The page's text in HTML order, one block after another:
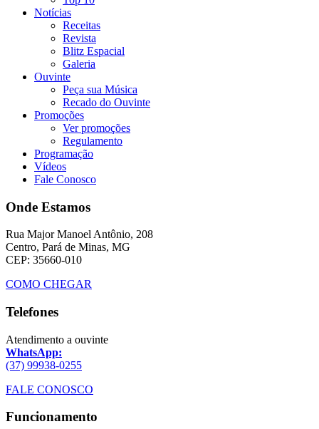
Notícias
Receitas
Revista
Blitz Espacial
Galeria
Ouvinte
Peça sua Música
Recado do Ouvinte
Promoções
Ver promoções
Regulamento
Programação
Vídeos
Fale Conosco
Onde Estamos
Rua Major Manoel Antônio, 208
Centro, Pará de Minas, MG
CEP: 35660-010
COMO CHEGAR
Telefones
Atendimento a ouvinte
WhatsApp:
(37) 99938-0255
FALE CONOSCO
Funcionamento